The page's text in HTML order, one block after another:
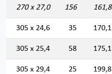
270 x 27,0 156 161,8
305 x 24,6 35 170,1
305 x 25,4 58 175,1
305 x 29,4 25 199,8